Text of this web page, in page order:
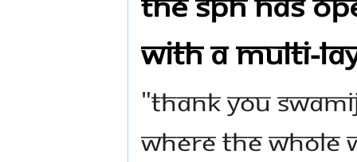
with a multi-
"Thank you
where the whole